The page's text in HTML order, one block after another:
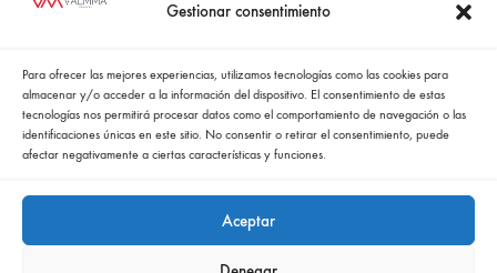
Gestionar consentimiento
Para ofrecer las mejores experiencias, utilizamos tecnologías como las cookies para
almacenar y/o acceder a la información del dispositivo. El consentimiento de estas
tecnologías nos permitirá procesar datos como el comportamiento de navegación o las
identificaciones únicas en este sitio. No consentir o retirar el consentimiento, puede
afectar negativamente a ciertas características y funciones.
Aceptar